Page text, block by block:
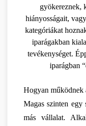
gyökereznek,
hiányosságait,
kategóriákat
iparágakban
tevékenységet.
iparágban
Hogyan működnek
Magas szinten
más vállalat.